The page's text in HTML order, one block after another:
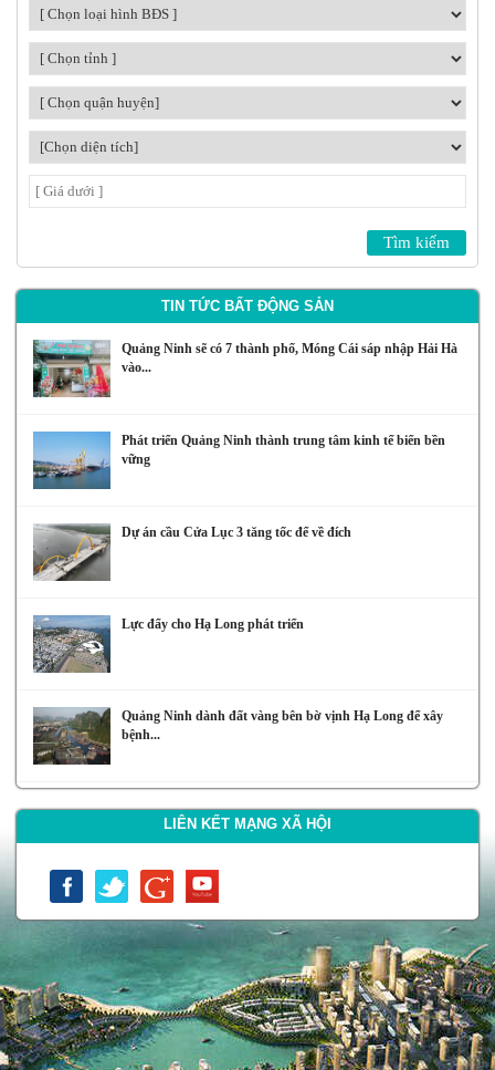
TIN TỨC BẤT ĐỘNG SẢN
Quảng Ninh sẽ có 7 thành phố, Móng Cái sáp nhập Hải Hà
vào...
Phát triển Quảng Ninh thành trung tâm kinh tế biển bền
vững
Dự án cầu Cửa Lục 3 tăng tốc để về đích
Lực đẩy cho Hạ Long phát triển
Quảng Ninh dành đất vàng bên bờ vịnh Hạ Long để xây
bệnh...
LIÊN KẾT MẠNG XÃ HỘI